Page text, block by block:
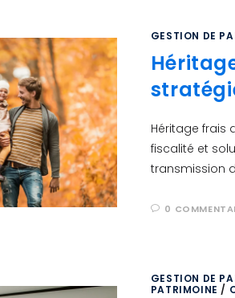
GESTION DE
Héritage frais
fiscalité et
transmission
0
GESTION DE
PATRIMOINE /